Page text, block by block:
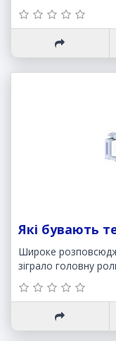
Які бувають
Широке
зіграло головну